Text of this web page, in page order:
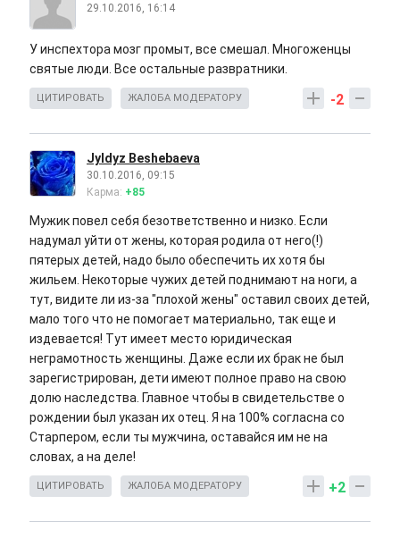
29.10.2016, 16:14
У инспехтора мозг промыт, все смешал. Многоженцы
святые люди. Все остальные развратники.
-2
ЦИТИРОВАТЬ ЖАЛОБА МОДЕРАТОРУ
Jyldyz Beshebaeva
30.10.2016, 09:15
Карма: +85
Мужик повел себя безответственно и низко. Если
надумал уйти от жены, которая родила от него(!)
пятерых детей, надо было обеспечить их хотя бы
жильем. Некоторые чужих детей поднимают на ноги, а
тут, видите ли из-за "плохой жены" оставил своих детей,
мало того что не помогает материально, так еще и
издевается! Тут имеет место юридическая
неграмотность женщины. Даже если их брак не был
зарегистрирован, дети имеют полное право на свою
долю наследства. Главное чтобы в свидетельстве о
рождении был указан их отец. Я на 100% согласна со
Старпером, если ты мужчина, оставайся им не на
словах, а на деле!
+2
ЦИТИРОВАТЬ ЖАЛОБА МОДЕРАТОРУ